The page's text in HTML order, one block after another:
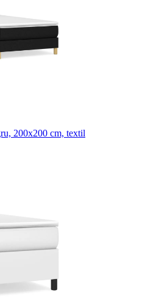
200x200 cm, textil